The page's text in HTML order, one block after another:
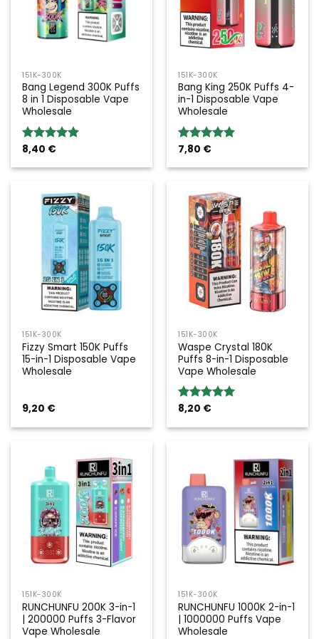
151K-300K
Bang Legend 300K Puffs
8 in 1 Disposable Vape
Wholesale
Rated5.00
8,40 €
151K-300K
Bang King 250K Puffs 4-
in-1 Disposable Vape
Wholesale
Rated5.00
7,80 €
151K-300K
Fizzy Smart 150K Puffs
15-in-1 Disposable Vape
Wholesale
9,20 €
151K-300K
Waspe Crystal 180K
Puffs 8-in-1 Disposable
Vape Wholesale
Rated5.00
8,20 €
151K-300K
RUNCHUNFU 200K 3-in-1
| 200000 Puffs 3-Flavor
Vape Wholesale
151K-300K
RUNCHUNFU 1000K 2-in-1
| 1000000 Puffs Vape
Wholesale